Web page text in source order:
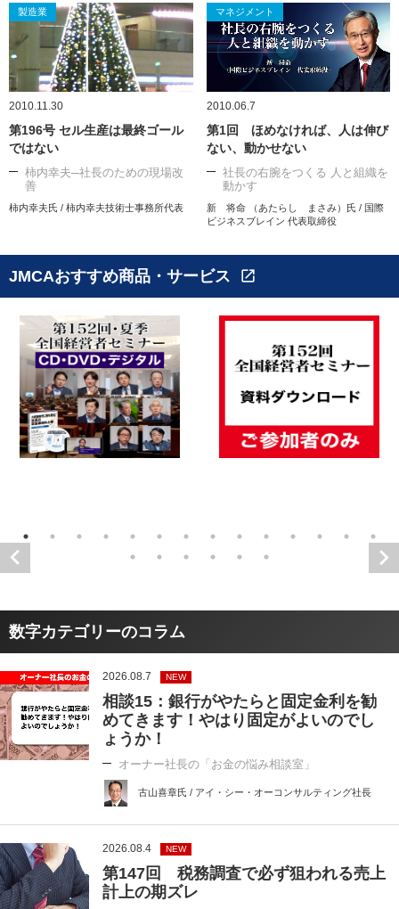
製造業
2010.11.30
第196号 セル生産は最終ゴール
ではない
柿内幸夫─社長のための現場改
善
柿内幸夫氏 / 柿内幸夫技術士事務所代表
マネジメント
2010.06.7
第1回 ほめなければ、人は伸び
ない、動かせない
社長の右腕をつくる 人と組織を
動かす
新 将命 （あたらし まさみ）氏 / 国際
ビジネスブレイン 代表取締役
JMCAおすすめ商品・サービス open_in_new
数字カテゴリーのコラム
2026.08.7 NEW
相談15：銀行がやたらと固定金利を勧
めてきます！やはり固定がよいのでし
ょうか！
オーナー社長の「お金の悩み相談室」
古山喜章氏 / アイ・シー・オーコンサルティング社長
2026.08.4 NEW
第147回 税務調査で必ず狙われる売上
計上の期ズレ